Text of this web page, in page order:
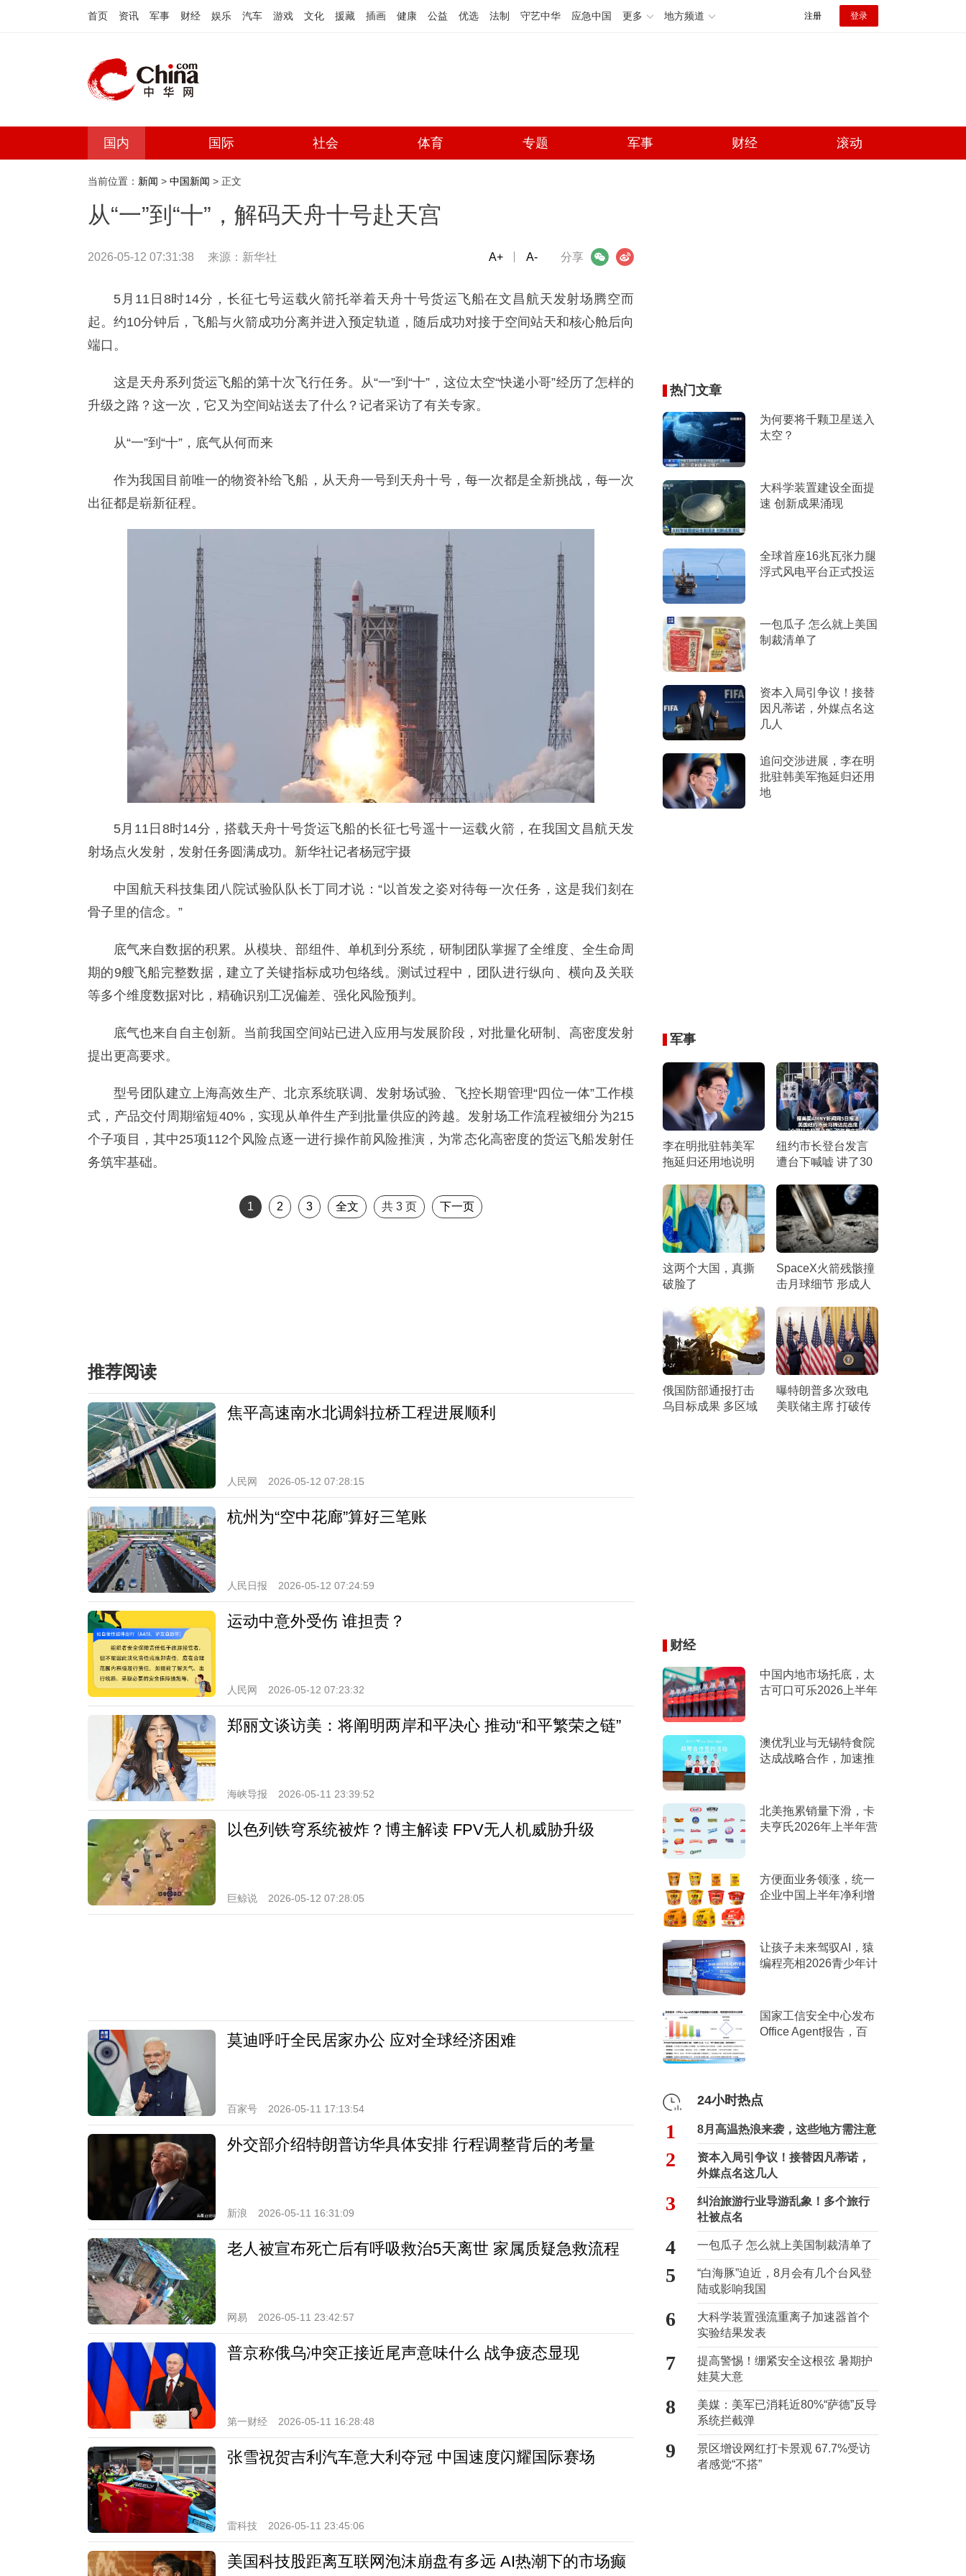
首页 资讯 军事 财经 娱乐 汽车 游戏 文化 援藏 插画 健康 公益 优选 法制 守艺中华 应急中国 更多 地方频道 注册 登录
国内 国际 社会 体育 专题 军事 财经 滚动
当前位置： 新闻 > 中国新闻 > 正文
从“一”到“十”，解码天舟十号赴天宫
2026-05-12 07:31:38 来源： 新华社 分享
微信 微博
A+ A-
5月11日8时14分，长征七号运载火箭托举着天舟十号货运飞船在文昌航天发射场腾空而
起。约10分钟后，飞船与火箭成功分离并进入预定轨道，随后成功对接于空间站天和核心舱后向
端口。
这是天舟系列货运飞船的第十次飞行任务。从“一”到“十”，这位太空“快递小哥”经历了怎样的
升级之路？这一次，它又为空间站送去了什么？记者采访了有关专家。
从“一”到“十”，底气从何而来
作为我国目前唯一的物资补给飞船，从天舟一号到天舟十号，每一次都是全新挑战，每一次
出征都是崭新征程。
5月11日8时14分，搭载天舟十号货运飞船的长征七号遥十一运载火箭，在我国文昌航天发
射场点火发射，发射任务圆满成功。新华社记者杨冠宇摄
中国航天科技集团八院试验队队长丁同才说：“以首发之姿对待每一次任务，这是我们刻在
骨子里的信念。”
底气来自数据的积累。从模块、部组件、单机到分系统，研制团队掌握了全维度、全生命周
期的9艘飞船完整数据，建立了关键指标成功包络线。测试过程中，团队进行纵向、横向及关联
等多个维度数据对比，精确识别工况偏差、强化风险预判。
底气也来自自主创新。当前我国空间站已进入应用与发展阶段，对批量化研制、高密度发射
提出更高要求。
型号团队建立上海高效生产、北京系统联调、发射场试验、飞控长期管理“四位一体”工作模
式，产品交付周期缩短40%，实现从单件生产到批量供应的跨越。发射场工作流程被细分为215
个子项目，其中25项112个风险点逐一进行操作前风险推演，为常态化高密度的货运飞船发射任
务筑牢基础。
1 2 3 全文 共 3 页 下一页
推荐阅读
焦平高速南水北调斜拉桥工程进展顺利
人民网 2026-05-12 07:28:15
杭州为“空中花廊”算好三笔账
人民日报 2026-05-12 07:24:59
运动中意外受伤 谁担责？
人民网 2026-05-12 07:23:32
郑丽文谈访美：将阐明两岸和平决心 推动“和平繁荣之链”
海峡导报 2026-05-11 23:39:52
以色列铁穹系统被炸？博主解读 FPV无人机威胁升级
巨鲸说 2026-05-12 07:28:05
莫迪呼吁全民居家办公 应对全球经济困难
百家号 2026-05-11 17:13:54
外交部介绍特朗普访华具体安排 行程调整背后的考量
新浪 2026-05-11 16:31:09
老人被宣布死亡后有呼吸救治5天离世 家属质疑急救流程
网易 2026-05-11 23:42:57
普京称俄乌冲突正接近尾声意味什么 战争疲态显现
第一财经 2026-05-11 16:28:48
张雪祝贺吉利汽车意大利夺冠 中国速度闪耀国际赛场
雷科技 2026-05-11 23:45:06
美国科技股距离互联网泡沫崩盘有多远 AI热潮下的市场癫
热门文章
为何要将千颗卫星送入
太空？
大科学装置建设全面提
速 创新成果涌现
全球首座16兆瓦张力腿
浮式风电平台正式投运
一包瓜子 怎么就上美国
制裁清单了
资本入局引争议！接替
因凡蒂诺，外媒点名这
几人
追问交涉进展，李在明
批驻韩美军拖延归还用
地
军事
李在明批驻韩美军
拖延归还用地说明
是借口”
纽约市长登台发言
遭台下喊嘘 讲了30
倒竖拇指
这两个大国，真撕
破脸了
SpaceX火箭残骸撞
击月球细节 形成人
俄国防部通报打击
乌目标成果 多区域
曝特朗普多次致电
美联储主席 打破传
财经
中国内地市场托底，太
古可口可乐2026上半年
澳优乳业与无锡特食院
达成战略合作，加速推
北美拖累销量下滑，卡
夫亨氏2026年上半年营
方便面业务领涨，统一
企业中国上半年净利增
让孩子未来驾驭AI，猿
编程亮相2026青少年计
国家工信安全中心发布
Office Agent报告，百
24小时热点
1 8月高温热浪来袭，这些地方需注意
2
资本入局引争议！接替因凡蒂诺，
外媒点名这几人
3
纠治旅游行业导游乱象！多个旅行
社被点名
4 一包瓜子 怎么就上美国制裁清单了
5
“白海豚”迫近，8月会有几个台风登
陆或影响我国
6
大科学装置强流重离子加速器首个
实验结果发表
7
提高警惕！绷紧安全这根弦 暑期护
娃莫大意
8
美媒：美军已消耗近80%“萨德”反导
系统拦截弹
9
景区增设网红打卡景观 67.7%受访
者感觉“不搭”